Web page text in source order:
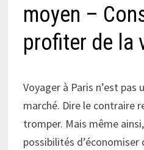
moyen –
profiter de la
Voyager à Paris n’est pas
marché. Dire le contraire
tromper. Mais même
possibilités d’économiser